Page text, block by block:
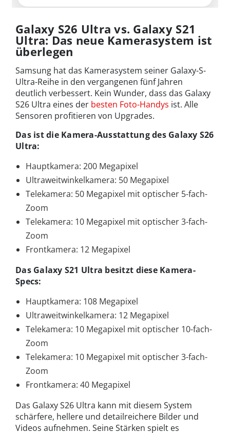
Galaxy S26 Ultra vs. Galaxy S21
Ultra: Das neue Kamerasystem ist
überlegen
Samsung hat das Kamerasystem seiner Galaxy-S-
Ultra-Reihe in den vergangenen fünf Jahren
deutlich verbessert. Kein Wunder, dass das Galaxy
S26 Ultra eines der besten Foto-Handys ist. Alle
Sensoren profitieren von Upgrades.
Das ist die Kamera-Ausstattung des Galaxy S26
Ultra:
Hauptkamera: 200 Megapixel
Ultraweitwinkelkamera: 50 Megapixel
Telekamera: 50 Megapixel mit optischer 5-fach-
Zoom
Telekamera: 10 Megapixel mit optischer 3-fach-
Zoom
Frontkamera: 12 Megapixel
Das Galaxy S21 Ultra besitzt diese Kamera-
Specs:
Hauptkamera: 108 Megapixel
Ultraweitwinkelkamera: 12 Megapixel
Telekamera: 10 Megapixel mit optischer 10-fach-
Zoom
Telekamera: 10 Megapixel mit optischer 3-fach-
Zoom
Frontkamera: 40 Megapixel
Das Galaxy S26 Ultra kann mit diesem System
schärfere, hellere und detailreichere Bilder und
Videos aufnehmen. Seine Stärken spielt es